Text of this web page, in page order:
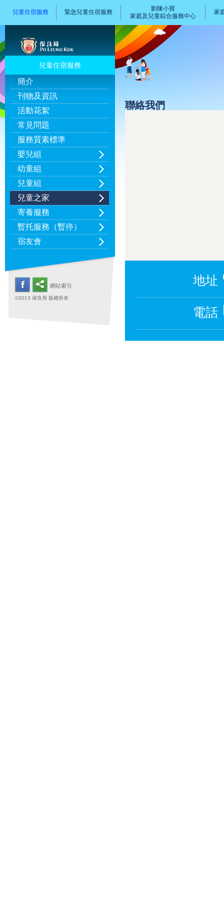
兒童住宿服務 緊急兒童住宿服務
劉陳小寶
家庭及兒童綜合服務中心
家
兒童住宿服務
簡介
刊物及資訊
活動花絮
常見問題
服務質素標準
嬰兒組
幼童組
兒童組
兒童之家
寄養服務
暫托服務（暫停）
宿友會
網站索引
©2013 保良局 版權所有
聯絡我們
地址
電話